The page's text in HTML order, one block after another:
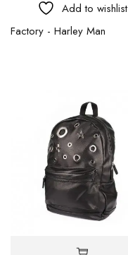
Add to wishlist
Factory - Harley Man